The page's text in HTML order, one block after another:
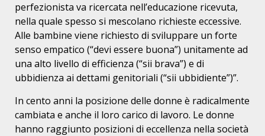
perfezionista va ricercata nell’educazione ricevuta,
nella quale spesso si mescolano richieste eccessive.
Alle bambine viene richiesto di sviluppare un forte
senso empatico (“devi essere buona”) unitamente ad
una alto livello di efficienza (“sii brava”) e di
ubbidienza ai dettami genitoriali (“sii ubbidiente”)”.
In cento anni la posizione delle donne è radicalmente
cambiata e anche il loro carico di lavoro. Le donne
hanno raggiunto posizioni di eccellenza nella società